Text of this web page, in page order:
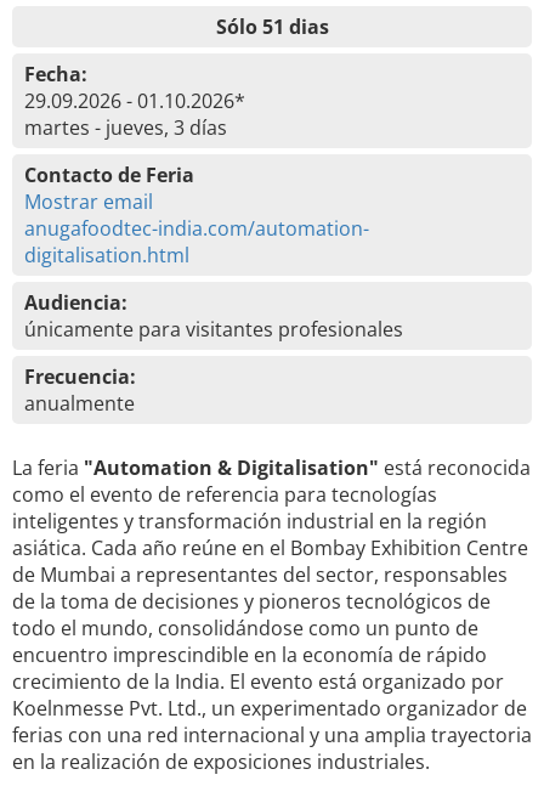
Sólo 51 dias
Fecha:
29.09.2026 - 01.10.2026*
martes - jueves, 3 días
Contacto de Feria
Mostrar email
anugafoodtec-india.com/automation-
digitalisation.html
Audiencia:
únicamente para visitantes profesionales
Frecuencia:
anualmente
La feria "Automation & Digitalisation" está reconocida
como el evento de referencia para tecnologías
inteligentes y transformación industrial en la región
asiática. Cada año reúne en el Bombay Exhibition Centre
de Mumbai a representantes del sector, responsables
de la toma de decisiones y pioneros tecnológicos de
todo el mundo, consolidándose como un punto de
encuentro imprescindible en la economía de rápido
crecimiento de la India. El evento está organizado por
Koelnmesse Pvt. Ltd., un experimentado organizador de
ferias con una red internacional y una amplia trayectoria
en la realización de exposiciones industriales.